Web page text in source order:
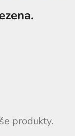
produkty.